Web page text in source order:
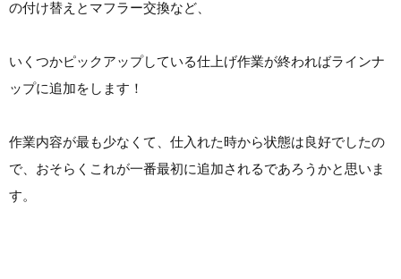
の付け替えとマフラー交換など、
いくつかピックアップしている仕上げ作業が終わればラインナ
ップに追加をします！
作業内容が最も少なくて、仕入れた時から状態は良好でしたの
で、おそらくこれが一番最初に追加されるであろうかと思いま
す。